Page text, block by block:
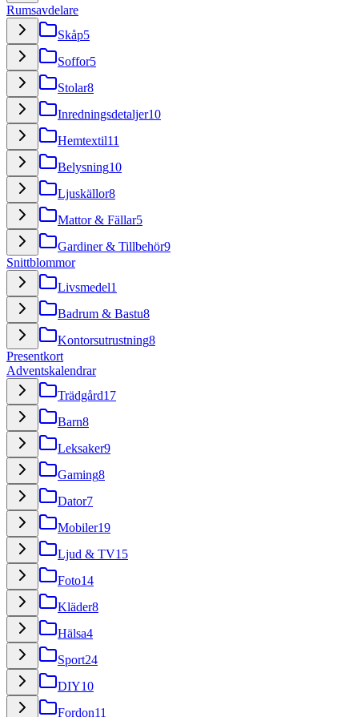
Rumsavdelare
Skåp5
Soffor5
Stolar8
Inredningsdetaljer10
Hemtextil11
Belysning10
Ljuskällor8
Mattor & Fällar5
Gardiner & Tillbehör9
Snittblommor
Livsmedel1
Badrum & Bastu8
Kontorsutrustning8
Presentkort
Adventskalendrar
Trädgård17
Barn8
Leksaker9
Gaming8
Dator7
Mobiler19
Ljud & TV15
Foto14
Kläder8
Hälsa4
Sport24
DIY10
Fordon11